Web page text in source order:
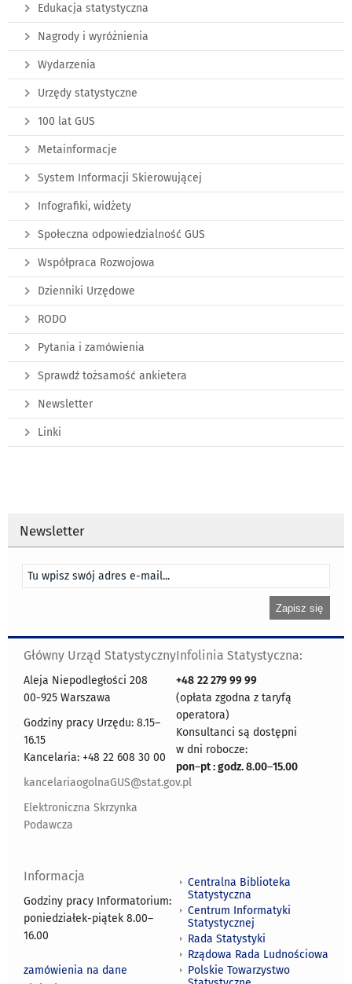
Edukacja statystyczna
Nagrody i wyróżnienia
Wydarzenia
Urzędy statystyczne
100 lat GUS
Metainformacje
System Informacji Skierowującej
Infografiki, widżety
Społeczna odpowiedzialność GUS
Współpraca Rozwojowa
Dzienniki Urzędowe
RODO
Pytania i zamówienia
Sprawdź tożsamość ankietera
Newsletter
Linki
Newsletter
Główny Urząd Statystyczny
Aleja Niepodległości 208
00-925 Warszawa
Godziny pracy Urzędu: 8.15–
16.15
Kancelaria: +48 22 608 30 00
kancelariaogolnaGUS@stat.gov.pl
Elektroniczna Skrzynka
Podawcza
Infolinia Statystyczna:
+48 22 279 99 99
(opłata zgodna z taryfą
operatora)
Konsultanci są dostępni
w dni robocze:
pon–pt : godz. 8.00–15.00
Informacja
Godziny pracy Informatorium:
poniedziałek-piątek 8.00–
16.00
zamówienia na dane
Centralna Biblioteka
Statystyczna
Centrum Informatyki
Statystycznej
Rada Statystyki
Rządowa Rada Ludnościowa
Polskie Towarzystwo